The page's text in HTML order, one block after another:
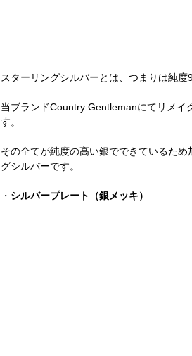
スターリングシルバーとは、つまりは純度
当ブランドCountry Gentlemanにてリメイ
す。
その全てが純度の高い銀でできているた
グシルバーです。
・ シルバープレート（銀メッキ）